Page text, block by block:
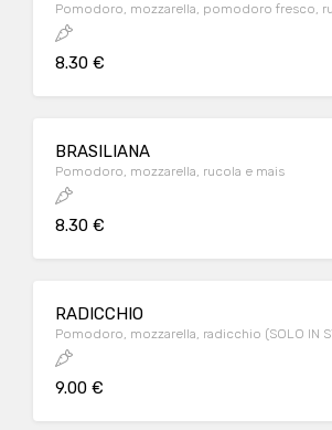
Pomodoro, mozzarella, pomodoro fresco,
8.30 €
BRASILIANA
Pomodoro, mozzarella, rucola e mais
8.30 €
RADICCHIO
Pomodoro, mozzarella, radicchio (SOLO IN
9.00 €